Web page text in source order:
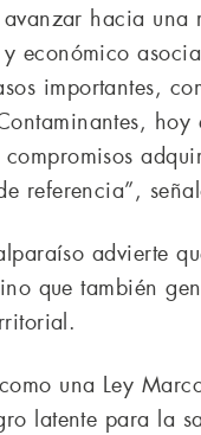
hacia
económico
importantes,
referencia”,
advierte
que también
una Ley
latente para la